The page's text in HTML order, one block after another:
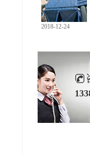
2018-12-24